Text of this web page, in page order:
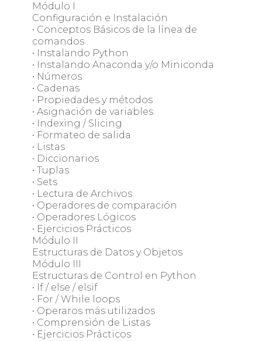
Módulo I
Configuración e Instalación
• Conceptos Básicos de la línea de
comandos
• Instalando Python
• Instalando Anaconda y/o Miniconda
• Números
• Cadenas
• Propiedades y métodos
• Asignación de variables
• Indexing / Slicing
• Formateo de salida
• Listas
• Diccionarios
• Tuplas
• Sets
• Lectura de Archivos
• Operadores de comparación
• Operadores Lógicos
• Ejercicios Prácticos
Módulo II
Estructuras de Datos y Objetos
Módulo III
Estructuras de Control en Python
• If / else / elsif
• For / While loops
• Operaros más utilizados
• Comprensión de Listas
• Ejercicios Prácticos